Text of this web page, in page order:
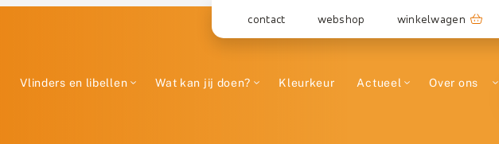
contact webshop winkelwagen
Vlinders en libellen Wat kan jij doen? Kleurkeur Actueel Over ons